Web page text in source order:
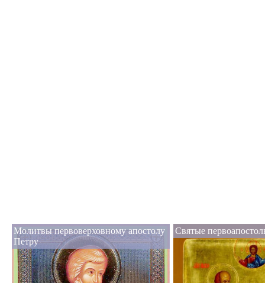
Молитвы первоверховному апостолу
Петру
Святые